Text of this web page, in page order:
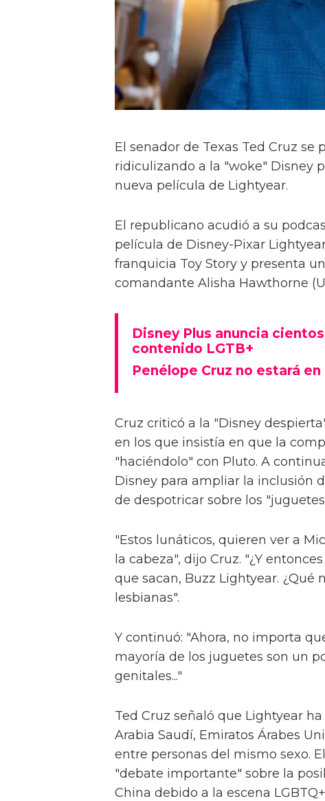
El senador de Texas Ted Cruz
ridiculizando a la "woke" Disney
nueva película de Lightyear.
El republicano acudió a su
película de Disney-Pixar
franquicia Toy Story y presenta
comandante Alisha Hawthorne
Disney Plus anuncia
contenido LGTB+
Penélope Cruz no estará
Cruz criticó a la "Disney
en los que insistía en que la
"haciéndolo" con Pluto. A
Disney para ampliar la inclusión
de despotricar sobre los
"Estos lunáticos, quieren ver a
la cabeza", dijo Cruz. "¿Y
que sacan, Buzz Lightyear. ¿Qué
lesbianas".
Y continuó: "Ahora, no importa
mayoría de los juguetes son un
genitales..."
Ted Cruz señaló que Lightyear
Arabia Saudí, Emiratos Árabes
entre personas del mismo sexo.
"debate importante" sobre la
China debido a la escena